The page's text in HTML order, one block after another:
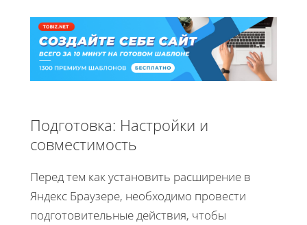
Подготовка: Настройки и
совместимость
Перед тем как установить расширение в
Яндекс Браузере, необходимо провести
подготовительные действия, чтобы